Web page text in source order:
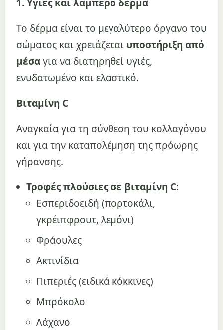
1. Υγιές και λαμπερό δέρμα
Το δέρμα είναι το μεγαλύτερο όργανο του
σώματος και χρειάζεται υποστήριξη από
μέσαγια να διατηρηθεί υγιές,
ενυδατωμένο και ελαστικό.
Βιταμίνη C
Αναγκαία για τη σύνθεση του κολλαγόνου
και για την καταπολέμηση της πρόωρης
γήρανσης.
Τροφές πλούσιες σε βιταμίνη C:
Εσπεριδοειδή (πορτοκάλι,
γκρέιπφρουτ, λεμόνι)
Φράουλες
Ακτινίδια
Πιπεριές (ειδικά κόκκινες)
Μπρόκολο
Λάχανο